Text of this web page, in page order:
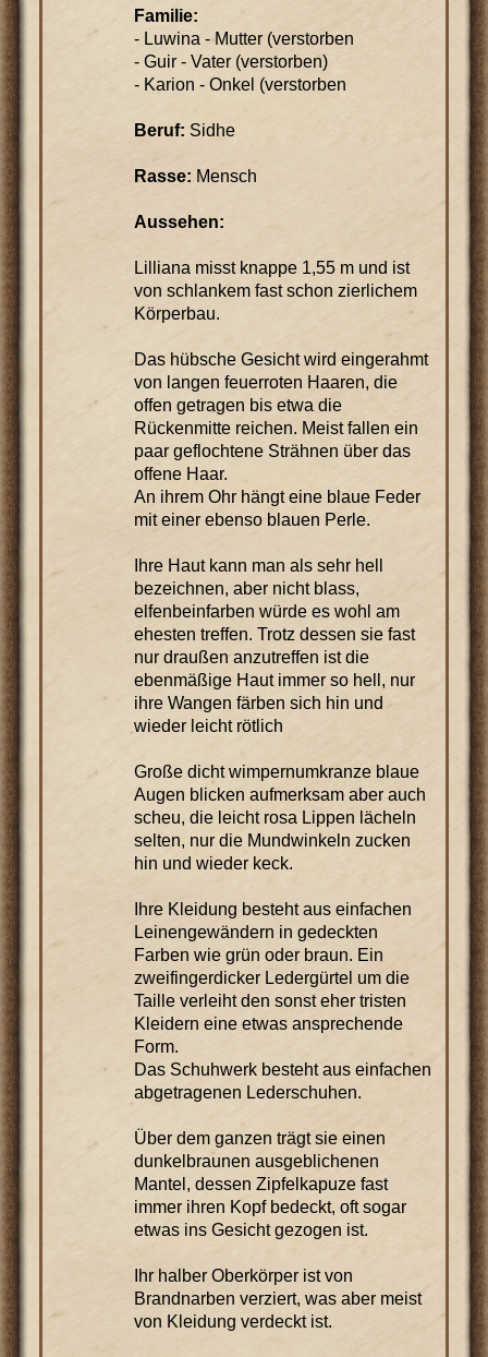
Familie:
- Luwina - Mutter (verstorben
- Guir - Vater (verstorben)
- Karion - Onkel (verstorben
Beruf: Sidhe
Rasse: Mensch
Aussehen:
Lilliana misst knappe 1,55 m und ist
von schlankem fast schon zierlichem
Körperbau.
Das hübsche Gesicht wird eingerahmt
von langen feuerroten Haaren, die
offen getragen bis etwa die
Rückenmitte reichen. Meist fallen ein
paar geflochtene Strähnen über das
offene Haar.
An ihrem Ohr hängt eine blaue Feder
mit einer ebenso blauen Perle.
Ihre Haut kann man als sehr hell
bezeichnen, aber nicht blass,
elfenbeinfarben würde es wohl am
ehesten treffen. Trotz dessen sie fast
nur draußen anzutreffen ist die
ebenmäßige Haut immer so hell, nur
ihre Wangen färben sich hin und
wieder leicht rötlich
Große dicht wimpernumkranze blaue
Augen blicken aufmerksam aber auch
scheu, die leicht rosa Lippen lächeln
selten, nur die Mundwinkeln zucken
hin und wieder keck.
Ihre Kleidung besteht aus einfachen
Leinengewändern in gedeckten
Farben wie grün oder braun. Ein
zweifingerdicker Ledergürtel um die
Taille verleiht den sonst eher tristen
Kleidern eine etwas ansprechende
Form.
Das Schuhwerk besteht aus einfachen
abgetragenen Lederschuhen.
Über dem ganzen trägt sie einen
dunkelbraunen ausgeblichenen
Mantel, dessen Zipfelkapuze fast
immer ihren Kopf bedeckt, oft sogar
etwas ins Gesicht gezogen ist.
Ihr halber Oberkörper ist von
Brandnarben verziert, was aber meist
von Kleidung verdeckt ist.